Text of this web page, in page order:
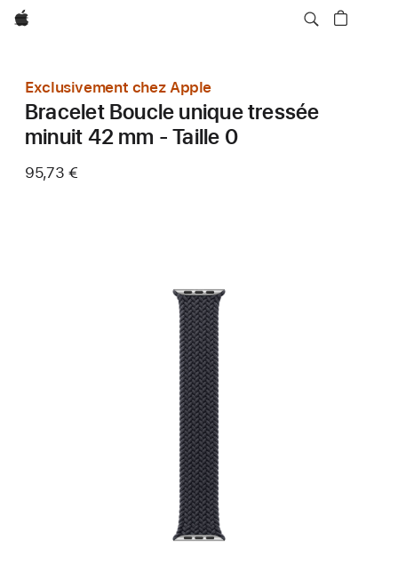
Apple
Exclusivement chez Apple
Bracelet Boucle unique tressée
minuit 42 mm - Taille 0
95,73 €